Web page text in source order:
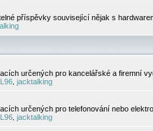
příspěvky související nějak s
určených pro kancelářské a firemní
jacktalking
určených pro telefonování nebo
jacktalking